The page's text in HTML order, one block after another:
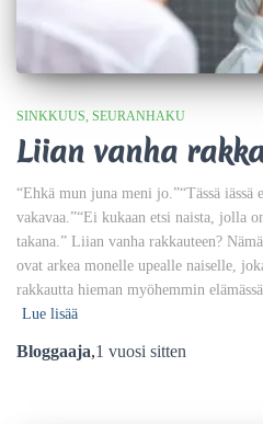
SINKKUUS SEURANHAKU
Liian vanha
“Ehkä mun juna meni jo.”“Tässä iässä
vakavaa.”“Ei kukaan etsi naista, jolla
takana.” Liian vanha rakkauteen?
ovat arkea monelle upealle naiselle,
rakkautta hieman myöhemmin
Lue lisää
Bloggaaja,1 vuosi sitten